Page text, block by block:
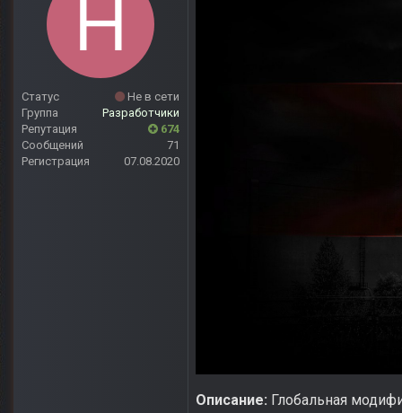
Статус
Не в сети
Группа
Разработчики
Репутация
674
Сообщений
71
Регистрация
07.08.2020
Описание: Глобальная